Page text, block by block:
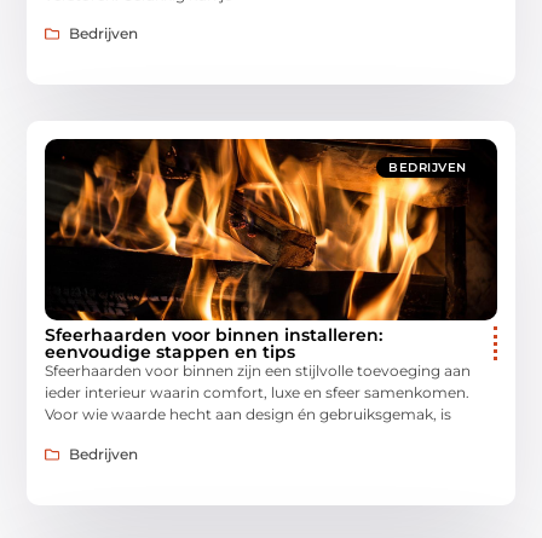
Bedrijven
BEDRIJVEN
Sfeerhaarden voor binnen installeren:
eenvoudige stappen en tips
Sfeerhaarden voor binnen zijn een stijlvolle toevoeging aan
ieder interieur waarin comfort, luxe en sfeer samenkomen.
Voor wie waarde hecht aan design én gebruiksgemak, is
Bedrijven